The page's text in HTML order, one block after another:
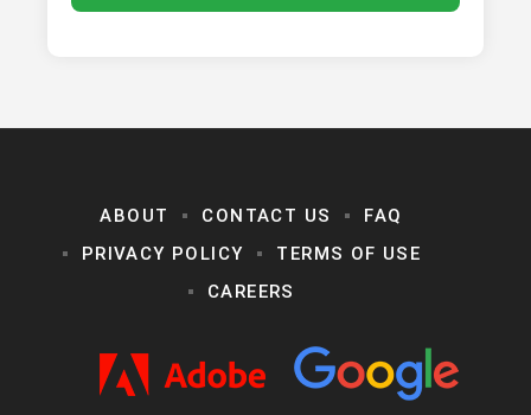
ABOUT CONTACT US
FAQ
PRIVACY POLICY
TERMS OF USE
CAREERS